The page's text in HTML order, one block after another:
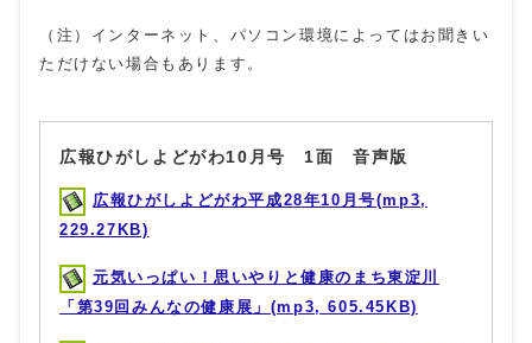
（注）インターネット、パソコン環境によってはお聞きい
ただけない場合もあります。
広報ひがしよどがわ10月号 1面 音声版
広報ひがしよどがわ平成28年10月号(mp3,
229.27KB)
元気いっぱい！思いやりと健康のまち東淀川
「第39回みんなの健康展」(mp3, 605.45KB)